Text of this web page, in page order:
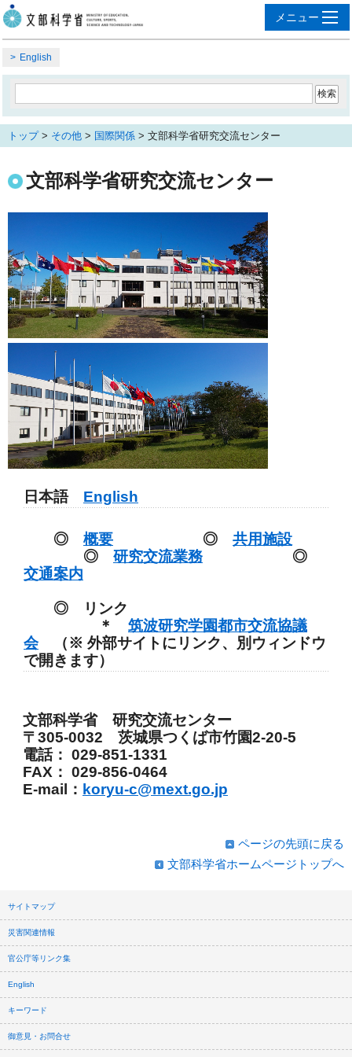
English
トップ> その他 > 国際関係 > 文部科学省研究交流センター
文部科学省研究交流センター
日本語 English
◎ 概要 ◎ 共用施設
◎ 研究交流業務 ◎
交通案内
◎ リンク
＊ 筑波研究学園都市交流協議
会（※ 外部サイトにリンク、別ウィンドウ
で開きます）
文部科学省 研究交流センター
〒305-0032 茨城県つくば市竹園2-20-5
電話： 029‐851‐1331
FAX： 029‐856‐0464
E-mail： koryu-c@mext.go.jp
ページの先頭に戻る
文部科学省ホームページトップへ
サイトマップ
災害関連情報
官公庁等リンク集
English
キーワード
御意見・お問合せ